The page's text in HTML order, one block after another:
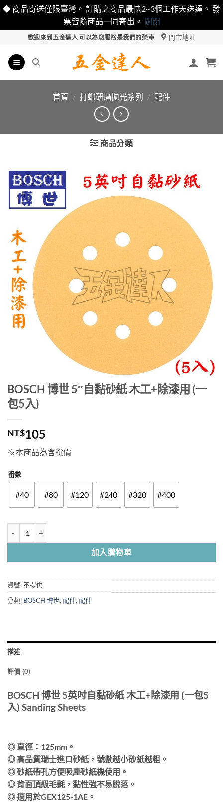
◆ 商品寄送僅限臺灣。 訂購之商品最快2~3個工作天送達。 發
票皆隨商品一同寄出。 關閉
content
歡迎來到五金達人 可以為您服務是我們的榮幸 門市地址
首頁 / 打蠟研磨拋光系列 / 配件
商品分類
BOSCH 博世 5″自黏砂紙 木工+除漆用 (一
包5入)
NT$105
※本商品為含稅價
番數
#40 #80 #120 #240 #320 #400
加入購物車
貨號:不提供
分類: BOSCH 博世, 配件, 配件
描述
評價 (0)
BOSCH 博世 5英吋自黏砂紙 木工+除漆用 (一包5
入) Sanding Sheets
◎ 直徑：125mm。
◎ 高品質瑞士進口砂紙，號數越小砂紙越粗。
◎ 砂紙帶孔方便吸塵砂紙機使用。
◎ 背面頂級毛氈，黏性強不易脫落。
◎ 適用於GEX125-1AE。